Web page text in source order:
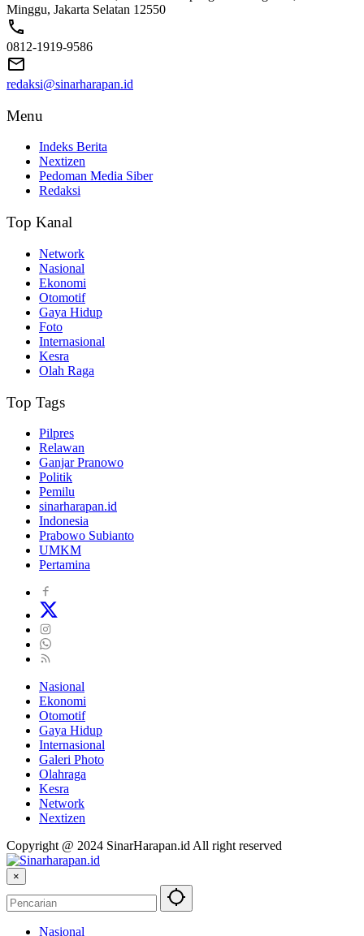
Minggu, Jakarta Selatan 12550
0812-1919-9586
redaksi@sinarharapan.id
Menu
Indeks Berita
Nextizen
Pedoman Media Siber
Redaksi
Top Kanal
Network
Nasional
Ekonomi
Otomotif
Gaya Hidup
Foto
Internasional
Kesra
Olah Raga
Top Tags
Pilpres
Relawan
Ganjar Pranowo
Politik
Pemilu
sinarharapan.id
Indonesia
Prabowo Subianto
UMKM
Pertamina
Nasional
Ekonomi
Otomotif
Gaya Hidup
Internasional
Galeri Photo
Olahraga
Kesra
Network
Nextizen
Copyright @ 2024 SinarHarapan.id All right reserved
×
Nasional